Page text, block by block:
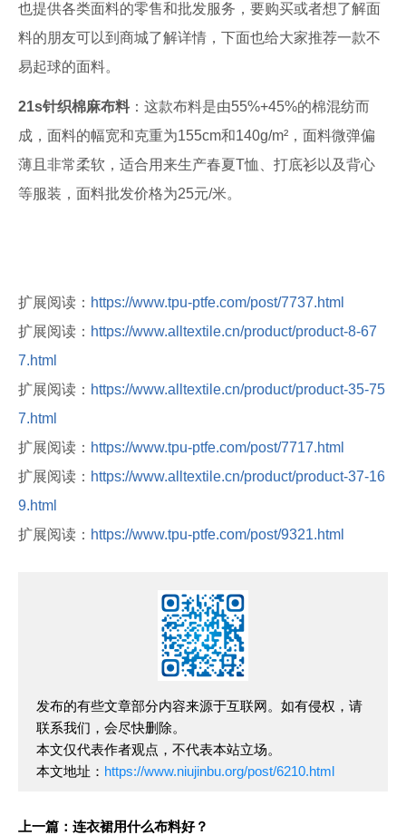
也提供各类面料的零售和批发服务，要购买或者想了解面
料的朋友可以到商城了解详情，下面也给大家推荐一款不
易起球的面料。
21s针织棉麻布料：这款布料是由55%+45%的棉混纺而
成，面料的幅宽和克重为155cm和140g/m²，面料微弹偏
薄且非常柔软，适合用来生产春夏T恤、打底衫以及背心
等服装，面料批发价格为25元/米。
扩展阅读： https://www.tpu-ptfe.com/post/7737.html
扩展阅读： https://www.alltextile.cn/product/product-8-67
7.html
扩展阅读： https://www.alltextile.cn/product/product-35-75
7.html
扩展阅读： https://www.tpu-ptfe.com/post/7717.html
扩展阅读： https://www.alltextile.cn/product/product-37-16
9.html
扩展阅读： https://www.tpu-ptfe.com/post/9321.html
发布的有些文章部分内容来源于互联网。如有侵权，请
联系我们，会尽快删除。
本文仅代表作者观点，不代表本站立场。
本文地址： https://www.niujinbu.org/post/6210.html
上一篇：连衣裙用什么布料好？